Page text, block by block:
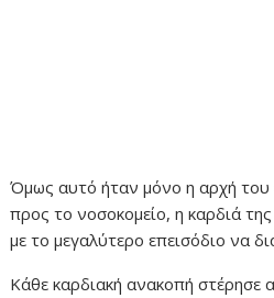
Όμως αυτό ήταν μόνο η αρχή του
προς το νοσοκομείο, η καρδιά
με το μεγαλύτερο επεισόδιο να
Κάθε καρδιακή ανακοπή στέρησε